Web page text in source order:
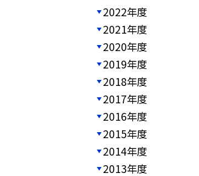
2022年度
2021年度
2020年度
2019年度
2018年度
2017年度
2016年度
2015年度
2014年度
2013年度